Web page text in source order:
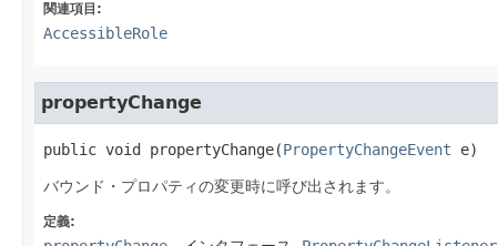
関連項目:
AccessibleRole
propertyChange
public void propertyChange​(PropertyChangeEvent e)
バウンド・プロパティの変更時に呼び出されます。
定義: